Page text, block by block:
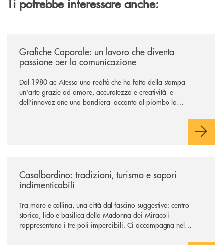
Grafiche Caporale: un lavoro che diventa
passione per la comunicazione
Dal 1980 ad Atessa una realtà che ha fatto della stampa
un'arte grazie ad amore, accuratezza e creatività, e
dell'innovazione una bandiera: accanto al piombo la
Casalbordino: tradizioni, turismo e sapori
indimenticabili
Tra mare e collina, una città dal fascino suggestivo: centro
storico, lido e basilica della Madonna dei Miracoli
rappresentano i tre poli imperdibili. Ci accompagna nel